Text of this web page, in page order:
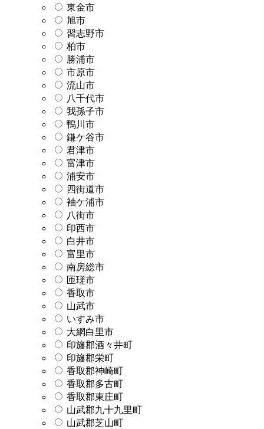
東金市
旭市
習志野市
柏市
勝浦市
市原市
流山市
八千代市
我孫子市
鴨川市
鎌ケ谷市
君津市
富津市
浦安市
四街道市
袖ケ浦市
八街市
印西市
白井市
富里市
南房総市
匝瑳市
香取市
山武市
いすみ市
大網白里市
印旛郡酒々井町
印旛郡栄町
香取郡神崎町
香取郡多古町
香取郡東庄町
山武郡九十九里町
山武郡芝山町